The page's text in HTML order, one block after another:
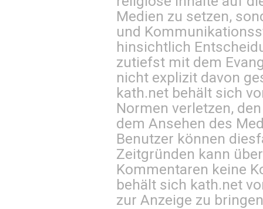
Medien zu setzen,
und
hinsichtlich
zutiefst mit dem
nicht explizit davon
kath.net behält sich
Normen verletzen,
dem Ansehen des
Benutzer können
Zeitgründen kann
Kommentaren keine
behält sich kath.net
zur Anzeige zu